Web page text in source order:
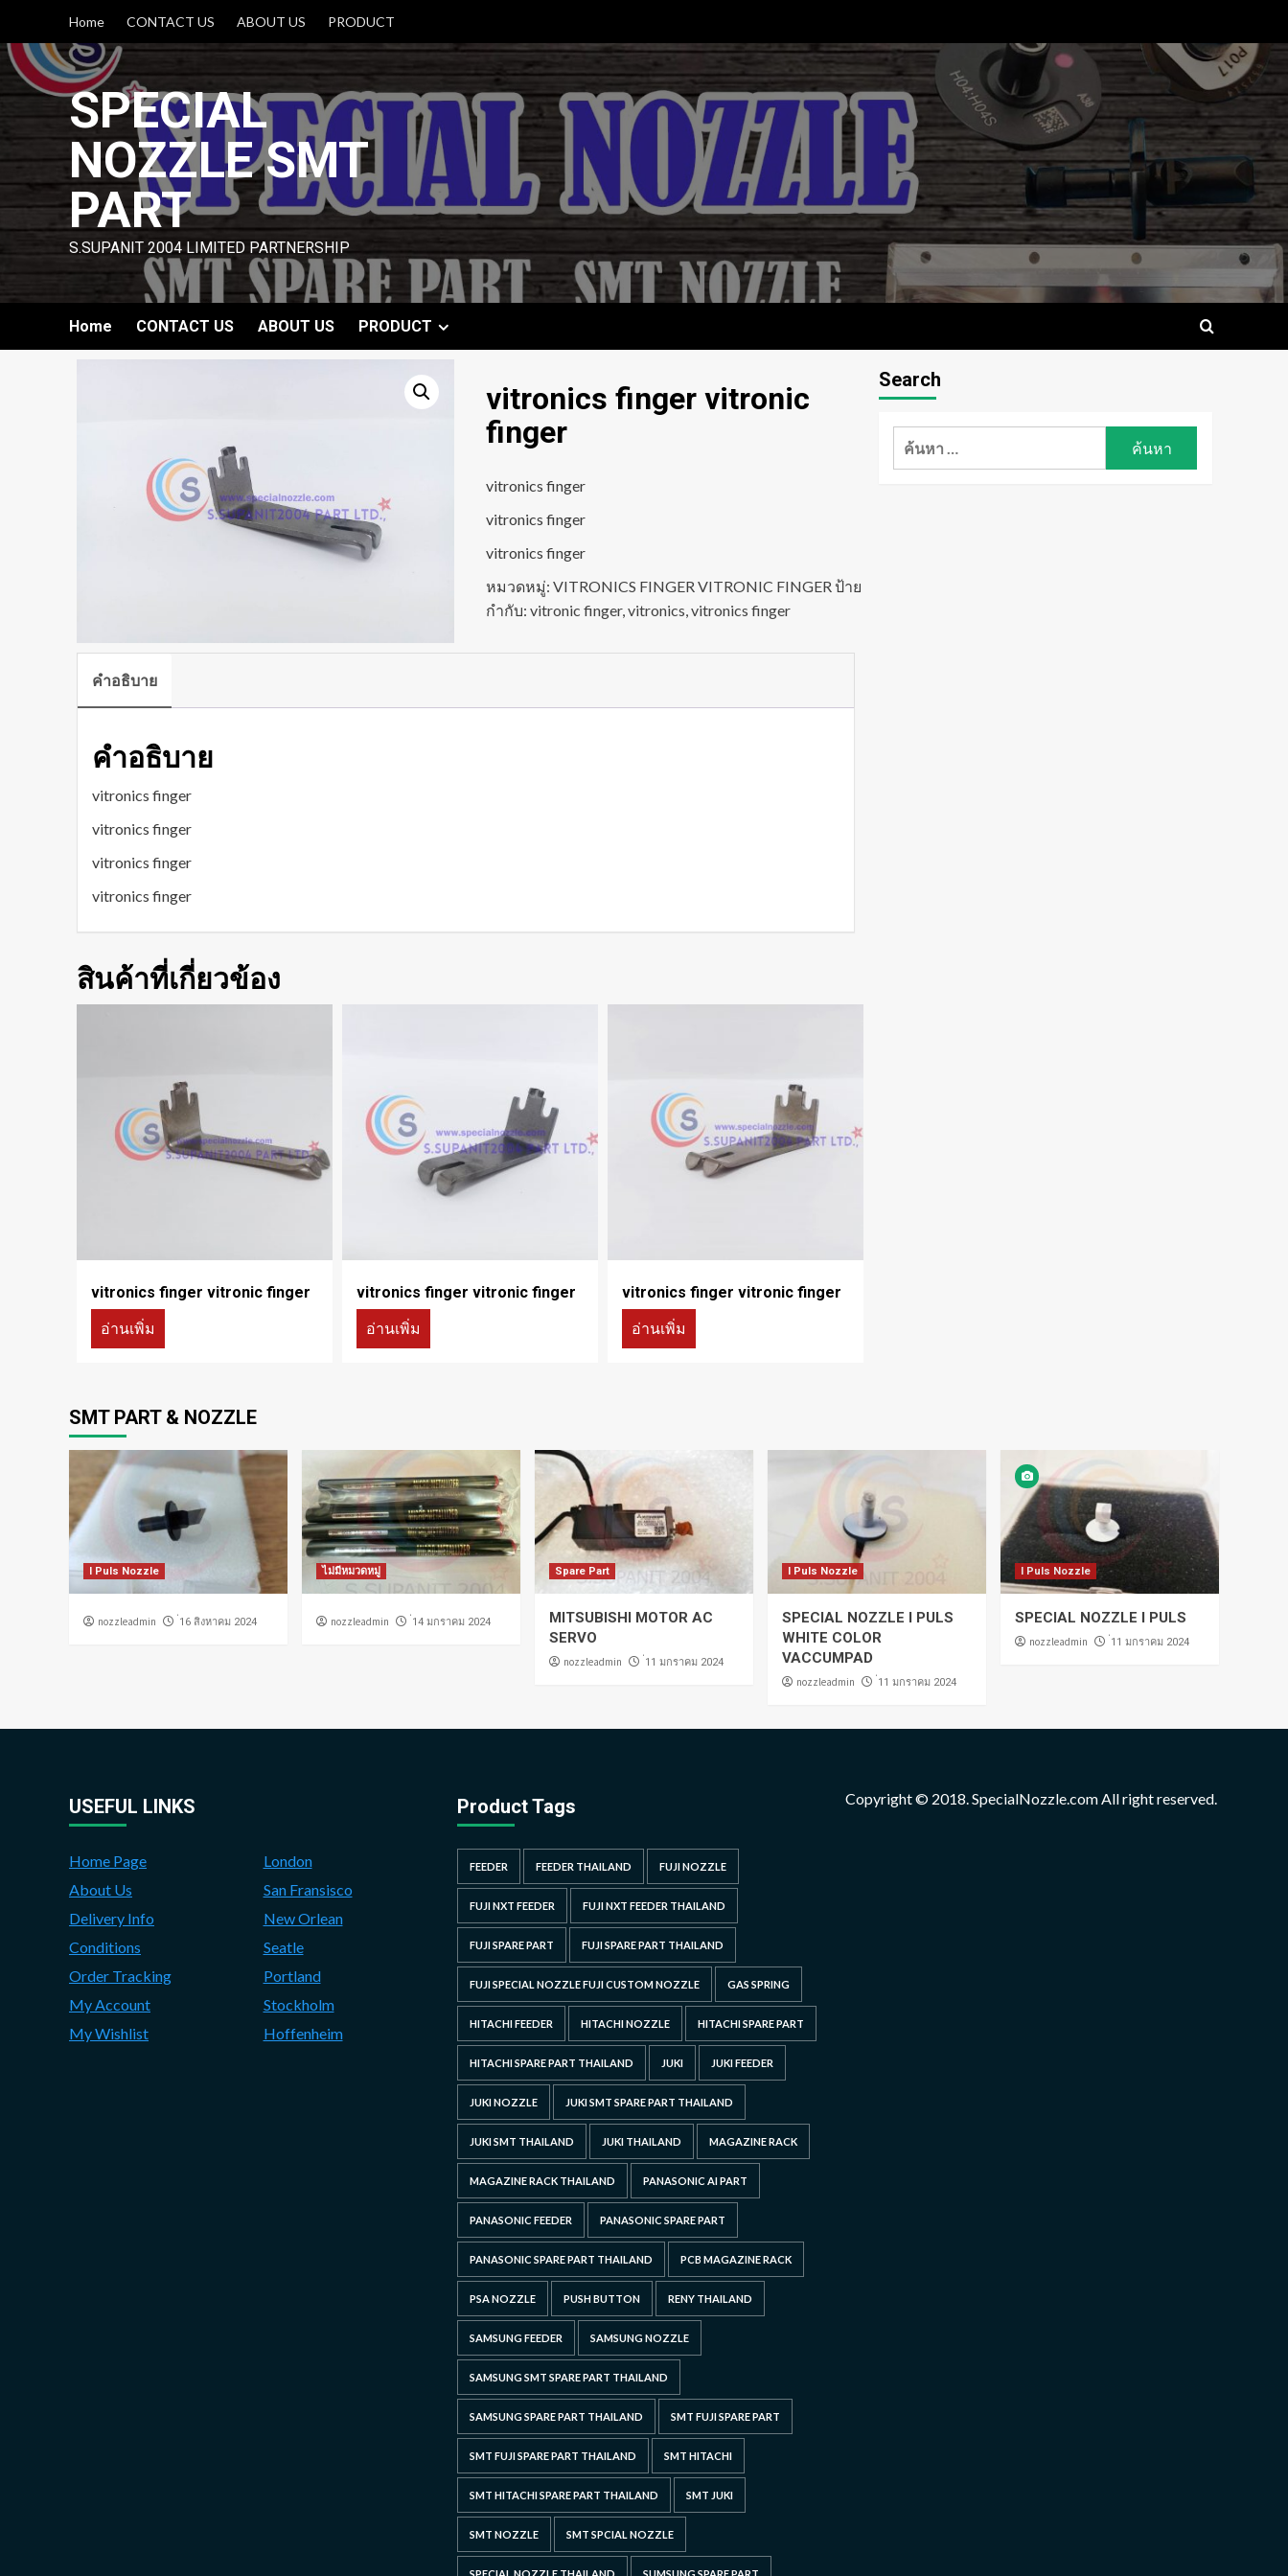
content
Home CONTACT US ABOUT US PRODUCT
SPECIAL
NOZZLE SMT
PART
S.SUPANIT 2004 LIMITED PARTNERSHIP
Home CONTACT US ABOUT US PRODUCT
vitronics finger vitronic
finger
vitronics finger
vitronics finger
vitronics finger
หมวดหมู่: VITRONICS FINGER VITRONIC FINGERป้าย
กำกับ: vitronic finger,vitronics,vitronics finger
คำอธิบาย
คำอธิบาย
vitronics finger
vitronics finger
vitronics finger
vitronics finger
สินค้าที่เกี่ยวข้อง
vitronics finger vitronic finger
อ่านเพิ่ม
vitronics finger vitronic finger
อ่านเพิ่ม
vitronics finger vitronic finger
อ่านเพิ่ม
Search
ค้นหา
SMT PART & NOZZLE
I Puls Nozzle
nozzleadmin ่16 สิงหาคม 2024
ไม่มีหมวดหมู่
nozzleadmin ่14 มกราคม 2024
Spare Part
MITSUBISHI MOTOR AC
SERVO
nozzleadmin ่11 มกราคม 2024
I Puls Nozzle
SPECIAL NOZZLE I PULS
WHITE COLOR
VACCUMPAD
nozzleadmin ่11 มกราคม 2024
I Puls Nozzle
SPECIAL NOZZLE I PULS
nozzleadmin ่11 มกราคม 2024
USEFUL LINKS
Home Page
About Us
Delivery Info
Conditions
Order Tracking
My Account
My Wishlist
London
San Fransisco
New Orlean
Seatle
Portland
Stockholm
Hoffenheim
Product Tags
FEEDER FEEDER THAILAND FUJI NOZZLE
FUJI NXT FEEDER FUJI NXT FEEDER THAILAND
FUJI SPARE PART FUJI SPARE PART THAILAND
FUJI SPECIAL NOZZLE FUJI CUSTOM NOZZLE GAS SPRING
HITACHI FEEDER HITACHI NOZZLE HITACHI SPARE PART
HITACHI SPARE PART THAILAND JUKI JUKI FEEDER
JUKI NOZZLE JUKI SMT SPARE PART THAILAND
JUKI SMT THAILAND JUKI THAILAND MAGAZINE RACK
MAGAZINE RACK THAILAND PANASONIC AI PART
PANASONIC FEEDER PANASONIC SPARE PART
PANASONIC SPARE PART THAILAND PCB MAGAZINE RACK
PSA NOZZLE PUSH BUTTON RENY THAILAND
SAMSUNG FEEDER SAMSUNG NOZZLE
SAMSUNG SMT SPARE PART THAILAND
SAMSUNG SPARE PART THAILAND SMT FUJI SPARE PART
SMT FUJI SPARE PART THAILAND SMT HITACHI
SMT HITACHI SPARE PART THAILAND SMT JUKI
SMT NOZZLE SMT SPCIAL NOZZLE
Copyright © 2018. SpecialNozzle.com All right reserved.